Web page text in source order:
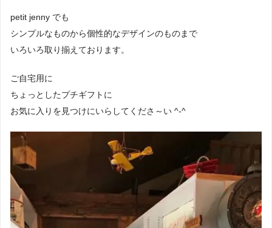
petit jenny でも
シンプルなものから個性的なデザインのものまで
いろいろ取り揃えております。
ご自宅用に
ちょっとしたプチギフトに
お気に入りを見つけにいらしてくださ～い ^-^